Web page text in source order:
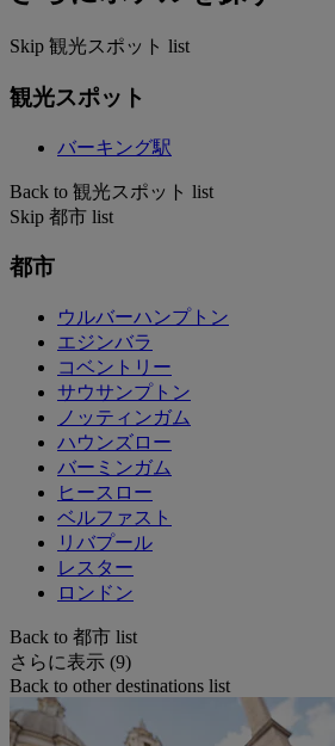
Skip 観光スポット list
観光スポット
バーキング駅
Back to 観光スポット list
Skip 都市 list
都市
ウルバーハンプトン
エジンバラ
コベントリー
サウサンプトン
ノッティンガム
ハウンズロー
バーミンガム
ヒースロー
ベルファスト
リバプール
レスター
ロンドン
Back to 都市 list
さらに表示 (9)
Back to other destinations list